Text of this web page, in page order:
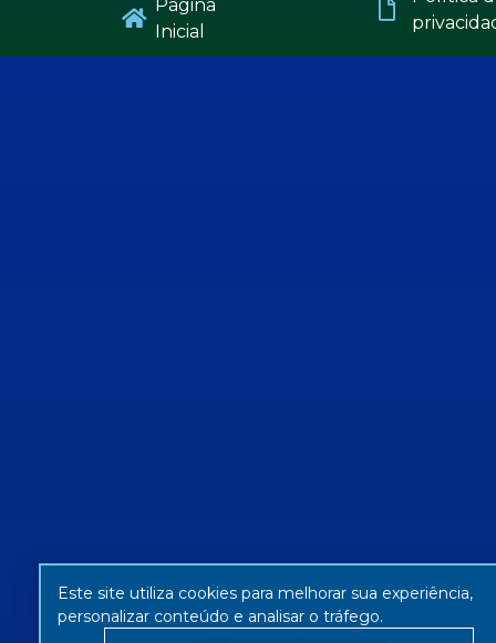
Página
Inicial
Este site utiliza cookies para melhorar sua experiência,
personalizar conteúdo e analisar o tráfego.